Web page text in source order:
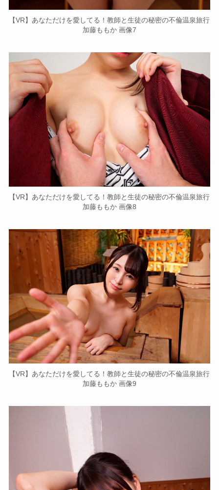
【VR】あなただけを愛してる！教師と生徒の秘密の不倫温泉旅行
加藤ももか 画像7
【VR】あなただけを愛してる！教師と生徒の秘密の不倫温泉旅行
加藤ももか 画像8
【VR】あなただけを愛してる！教師と生徒の秘密の不倫温泉旅行
加藤ももか 画像9